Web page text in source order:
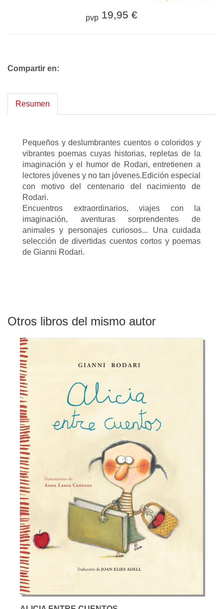
pvp 19,95 €
Compartir en:
Resumen
Pequeños y deslumbrantes cuentos o coloridos y
vibrantes poemas cuyas historias, repletas de la
imaginación y el humor de Rodari, entretienen a
lectores jóvenes y no tan jóvenes.Edición especial
con motivo del centenario del nacimiento de
Rodari.
Encuentros extraordinarios, viajes con la
imaginación, aventuras sorprendentes de
animales y personajes curiosos... Una cuidada
selección de divertidas cuentos cortos y poemas
de Gianni Rodari.
Otros libros del mismo autor